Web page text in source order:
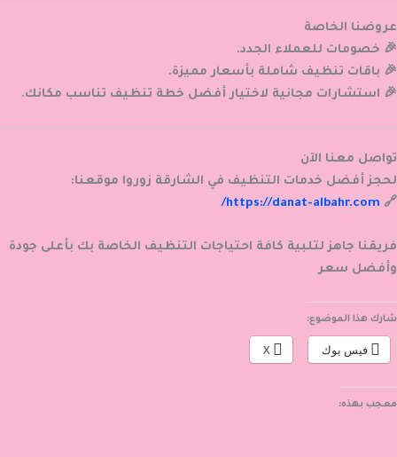
عروضنا الخاصة
🎉 خصومات للعملاء الجدد.
🎉 باقات تنظيف شاملة بأسعار مميزة.
🎉 استشارات مجانية لاختيار أفضل خطة تنظيف تناسب مكانك.
تواصل معنا الآن
لحجز أفضل خدمات التنظيف في الشارقة زوروا موقعنا:
🔗
https://danat-albahr.com/
فريقنا جاهز لتلبية كافة احتياجات التنظيف الخاصة بك بأعلى جودة
وأفضل سعر
شارك هذا الموضوع:
فيس بوك X
معجب بهذه: